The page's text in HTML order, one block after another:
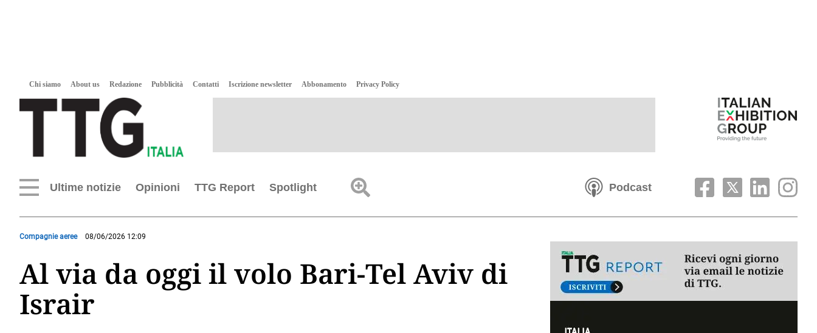
Chi siamo About us Redazione Pubblicità Contatti Iscrizione newsletter Abbonamento Privacy Policy
Ultime notizie Opinioni TTG Report Spotlight Podcast
Compagnie aeree 08/06/2026 12:09
Al via da oggi il volo Bari-Tel Aviv di
Israir